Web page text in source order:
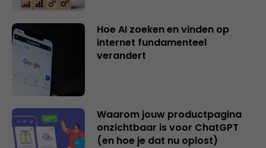
Hoe AI zoeken en vinden op
internet fundamenteel
verandert
Waarom jouw productpagina
onzichtbaar is voor ChatGPT
(en hoe je dat nu oplost)